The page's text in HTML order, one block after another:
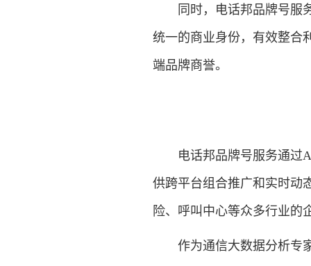
同时，电话邦品牌号服务
统一的商业身份，有效整合
端品牌商誉。
电话邦品牌号服务通过
供跨平台组合推广和实时动
险、呼叫中心等众多行业的
作为通信大数据分析专家